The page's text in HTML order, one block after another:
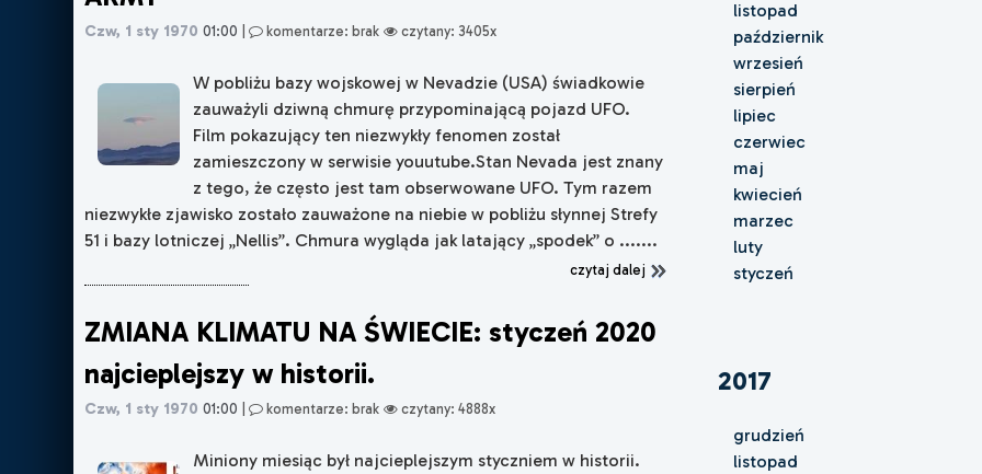
Czw, 1 sty 1970 01:00 | komentarze: brak czytany: 3405x
W pobliżu bazy wojskowej w Nevadzie (USA) świadkowie
zauważyli dziwną chmurę przypominającą pojazd UFO.
Film pokazujący ten niezwykły fenomen został
zamieszczony w serwisie youutube.Stan Nevada jest znany
z tego, że często jest tam obserwowane UFO. Tym razem
niezwykłe zjawisko zostało zauważone na niebie w pobliżu słynnej Strefy
51 i bazy lotniczej „Nellis”. Chmura wygląda jak latający „spodek” o .......
czytaj dalej
ZMIANA KLIMATU NA ŚWIECIE: styczeń 2020
najcieplejszy w historii.
Czw, 1 sty 1970 01:00 | komentarze: brak czytany: 4888x
Miniony miesiąc był najcieplejszym styczniem w historii.
listopad
październik
wrzesień
sierpień
lipiec
czerwiec
maj
kwiecień
marzec
luty
styczeń
2017
grudzień
listopad